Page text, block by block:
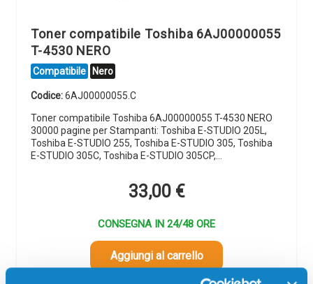
Toner compatibile Toshiba 6AJ00000055
T-4530 NERO
Compatibile Nero
Codice:6AJ00000055.C
Toner compatibile Toshiba 6AJ00000055 T-4530 NERO
30000 pagine per Stampanti: Toshiba E-STUDIO 205L,
Toshiba E-STUDIO 255, Toshiba E-STUDIO 305, Toshiba
E-STUDIO 305C, Toshiba E-STUDIO 305CP,…
33,00 €
CONSEGNA IN 24/48 ORE
Aggiungi al carrello